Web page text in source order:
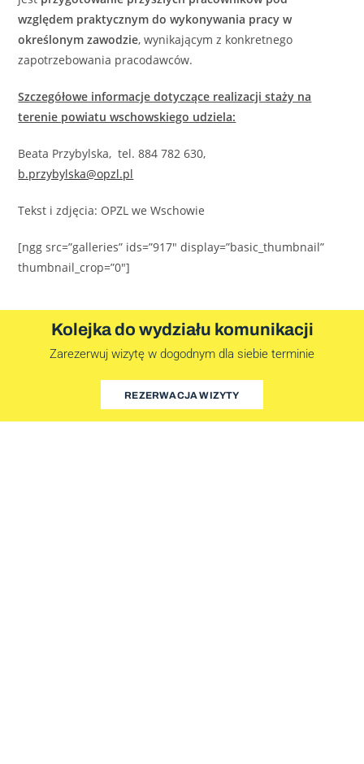
względem praktycznym do wykonywania pracy w
określonym zawodzie, wynikającym z konkretnego
zapotrzebowania pracodawców.
Szczegółowe informacje dotyczące realizacji staży na
terenie powiatu wschowskiego udziela:
Beata Przybylska, tel. 884 782 630,
b.przybylska@opzl.pl
Tekst i zdjęcia: OPZL we Wschowie
[ngg src=”galleries” ids=”917″ display=”basic_thumbnail”
thumbnail_crop=”0″]
Kolejka do wydziału komunikacji
Zarezerwuj wizytę w dogodnym dla siebie terminie
REZERWACJA WIZYTY